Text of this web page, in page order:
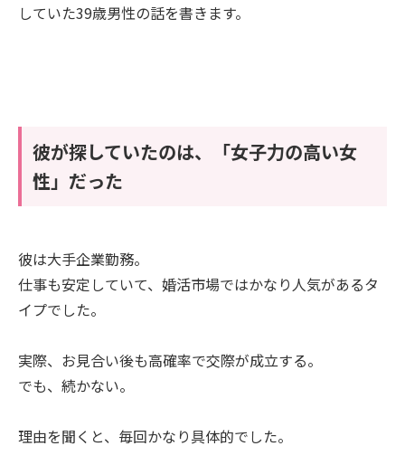
していた39歳男性の話を書きます。
彼が探していたのは、「女子力の高い女
性」だった
彼は大手企業勤務。
仕事も安定していて、婚活市場ではかなり人気があるタ
イプでした。
実際、お見合い後も高確率で交際が成立する。
でも、続かない。
理由を聞くと、毎回かなり具体的でした。